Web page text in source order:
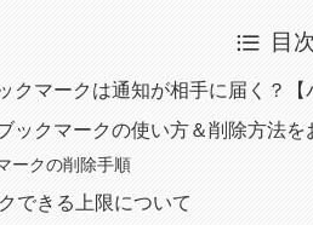
目次
クマークは通知が相手に届く？【
ックマークの使い方＆削除方法
ークの削除手順
できる上限について